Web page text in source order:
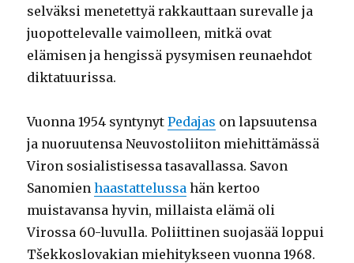
selväksi menetettyä rakkauttaan surevalle ja
juopottelevalle vaimolleen, mitkä ovat
elämisen ja hengissä pysymisen reunaehdot
diktatuurissa.
Vuonna 1954 syntynytPedajas on lapsuutensa
ja nuoruutensa Neuvostoliiton miehittämässä
Viron sosialistisessa tasavallassa. Savon
Sanomienhaastattelussa hän kertoo
muistavansa hyvin, millaista elämä oli
Virossa 60-luvulla. Poliittinen suojasää loppui
Tšekkoslovakian miehitykseen vuonna 1968.